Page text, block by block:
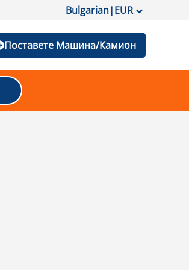
Bulgarian|EUR
Поставете Машина/Камион